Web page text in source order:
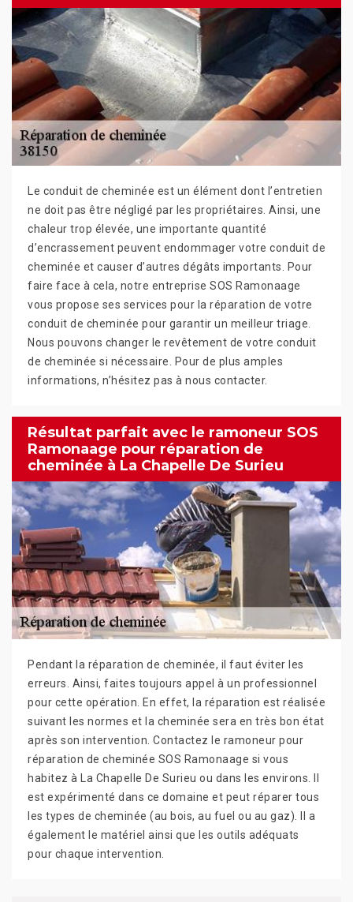
Le conduit de cheminée est un élément dont l’entretien
ne doit pas être négligé par les propriétaires. Ainsi, une
chaleur trop élevée, une importante quantité
d’encrassement peuvent endommager votre conduit de
cheminée et causer d’autres dégâts importants. Pour
faire face à cela, notre entreprise SOS Ramonaage
vous propose ses services pour la réparation de votre
conduit de cheminée pour garantir un meilleur triage.
Nous pouvons changer le revêtement de votre conduit
de cheminée si nécessaire. Pour de plus amples
informations, n’hésitez pas à nous contacter.
Résultat parfait avec le ramoneur SOS
Ramonaage pour réparation de
cheminée à La Chapelle De Surieu
Pendant la réparation de cheminée, il faut éviter les
erreurs. Ainsi, faites toujours appel à un professionnel
pour cette opération. En effet, la réparation est réalisée
suivant les normes et la cheminée sera en très bon état
après son intervention. Contactez le ramoneur pour
réparation de cheminée SOS Ramonaage si vous
habitez à La Chapelle De Surieu ou dans les environs. Il
est expérimenté dans ce domaine et peut réparer tous
les types de cheminée (au bois, au fuel ou au gaz). Il a
également le matériel ainsi que les outils adéquats
pour chaque intervention.